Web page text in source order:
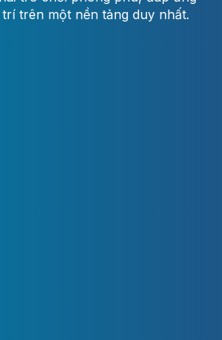
trên một nền tảng duy nhất.